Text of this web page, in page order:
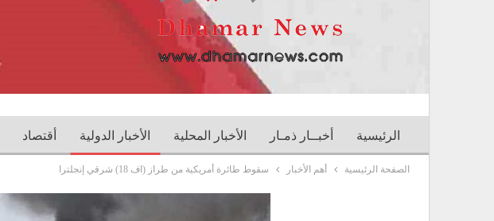
الرئيسية أخبــار ذمـار الأخبار المحلية الأخبار الدولية أقتصاد
الصفحة الرئيسية أهم الأخبار سقوط طائرة أمريكية من طراز (اف 18) شرقي إنجلترا